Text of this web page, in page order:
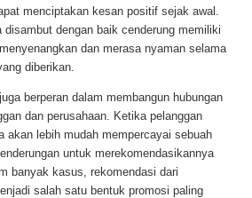
menciptakan kesan positif sejak awal.
disambut dengan baik cenderung memiliki
dan merasa nyaman selama
diberikan.
berperan dalam membangun hubungan
dan perusahaan. Ketika pelanggan
akan lebih mudah mempercayai sebuah
untuk merekomendasikannya
banyak kasus, rekomendasi dari
salah satu bentuk promosi paling